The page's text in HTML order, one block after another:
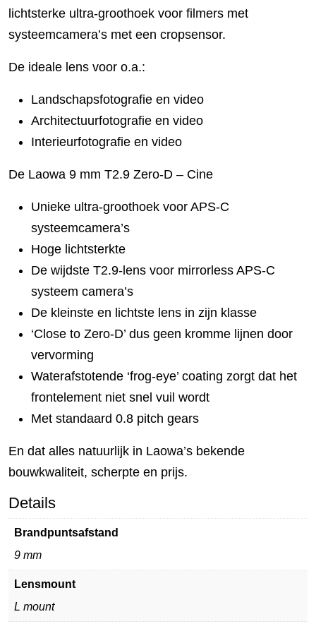
lichtsterke ultra-groothoek voor filmers met
systeemcamera’s met een cropsensor.
De ideale lens voor o.a.:
Landschapsfotografie en video
Architectuurfotografie en video
Interieurfotografie en video
De Laowa 9 mm T2.9 Zero-D – Cine
Unieke ultra-groothoek voor APS-C
systeemcamera’s
Hoge lichtsterkte
De wijdste T2.9-lens voor mirrorless APS-C
systeem camera’s
De kleinste en lichtste lens in zijn klasse
‘Close to Zero-D’ dus geen kromme lijnen door
vervorming
Waterafstotende ‘frog-eye’ coating zorgt dat het
frontelement niet snel vuil wordt
Met standaard 0.8 pitch gears
En dat alles natuurlijk in Laowa’s bekende
bouwkwaliteit, scherpte en prijs.
Details
Brandpuntsafstand
9 mm
Lensmount
L mount